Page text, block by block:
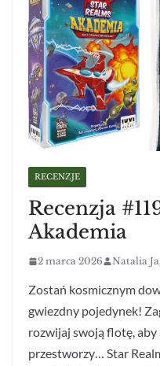
RECENZJE
Recenzja
Akademia
2 marca 2026 Natalia
Zostań kosmicznym
gwiezdny pojedynek!
rozwijaj swoją flotę, aby
przestworzy… Star